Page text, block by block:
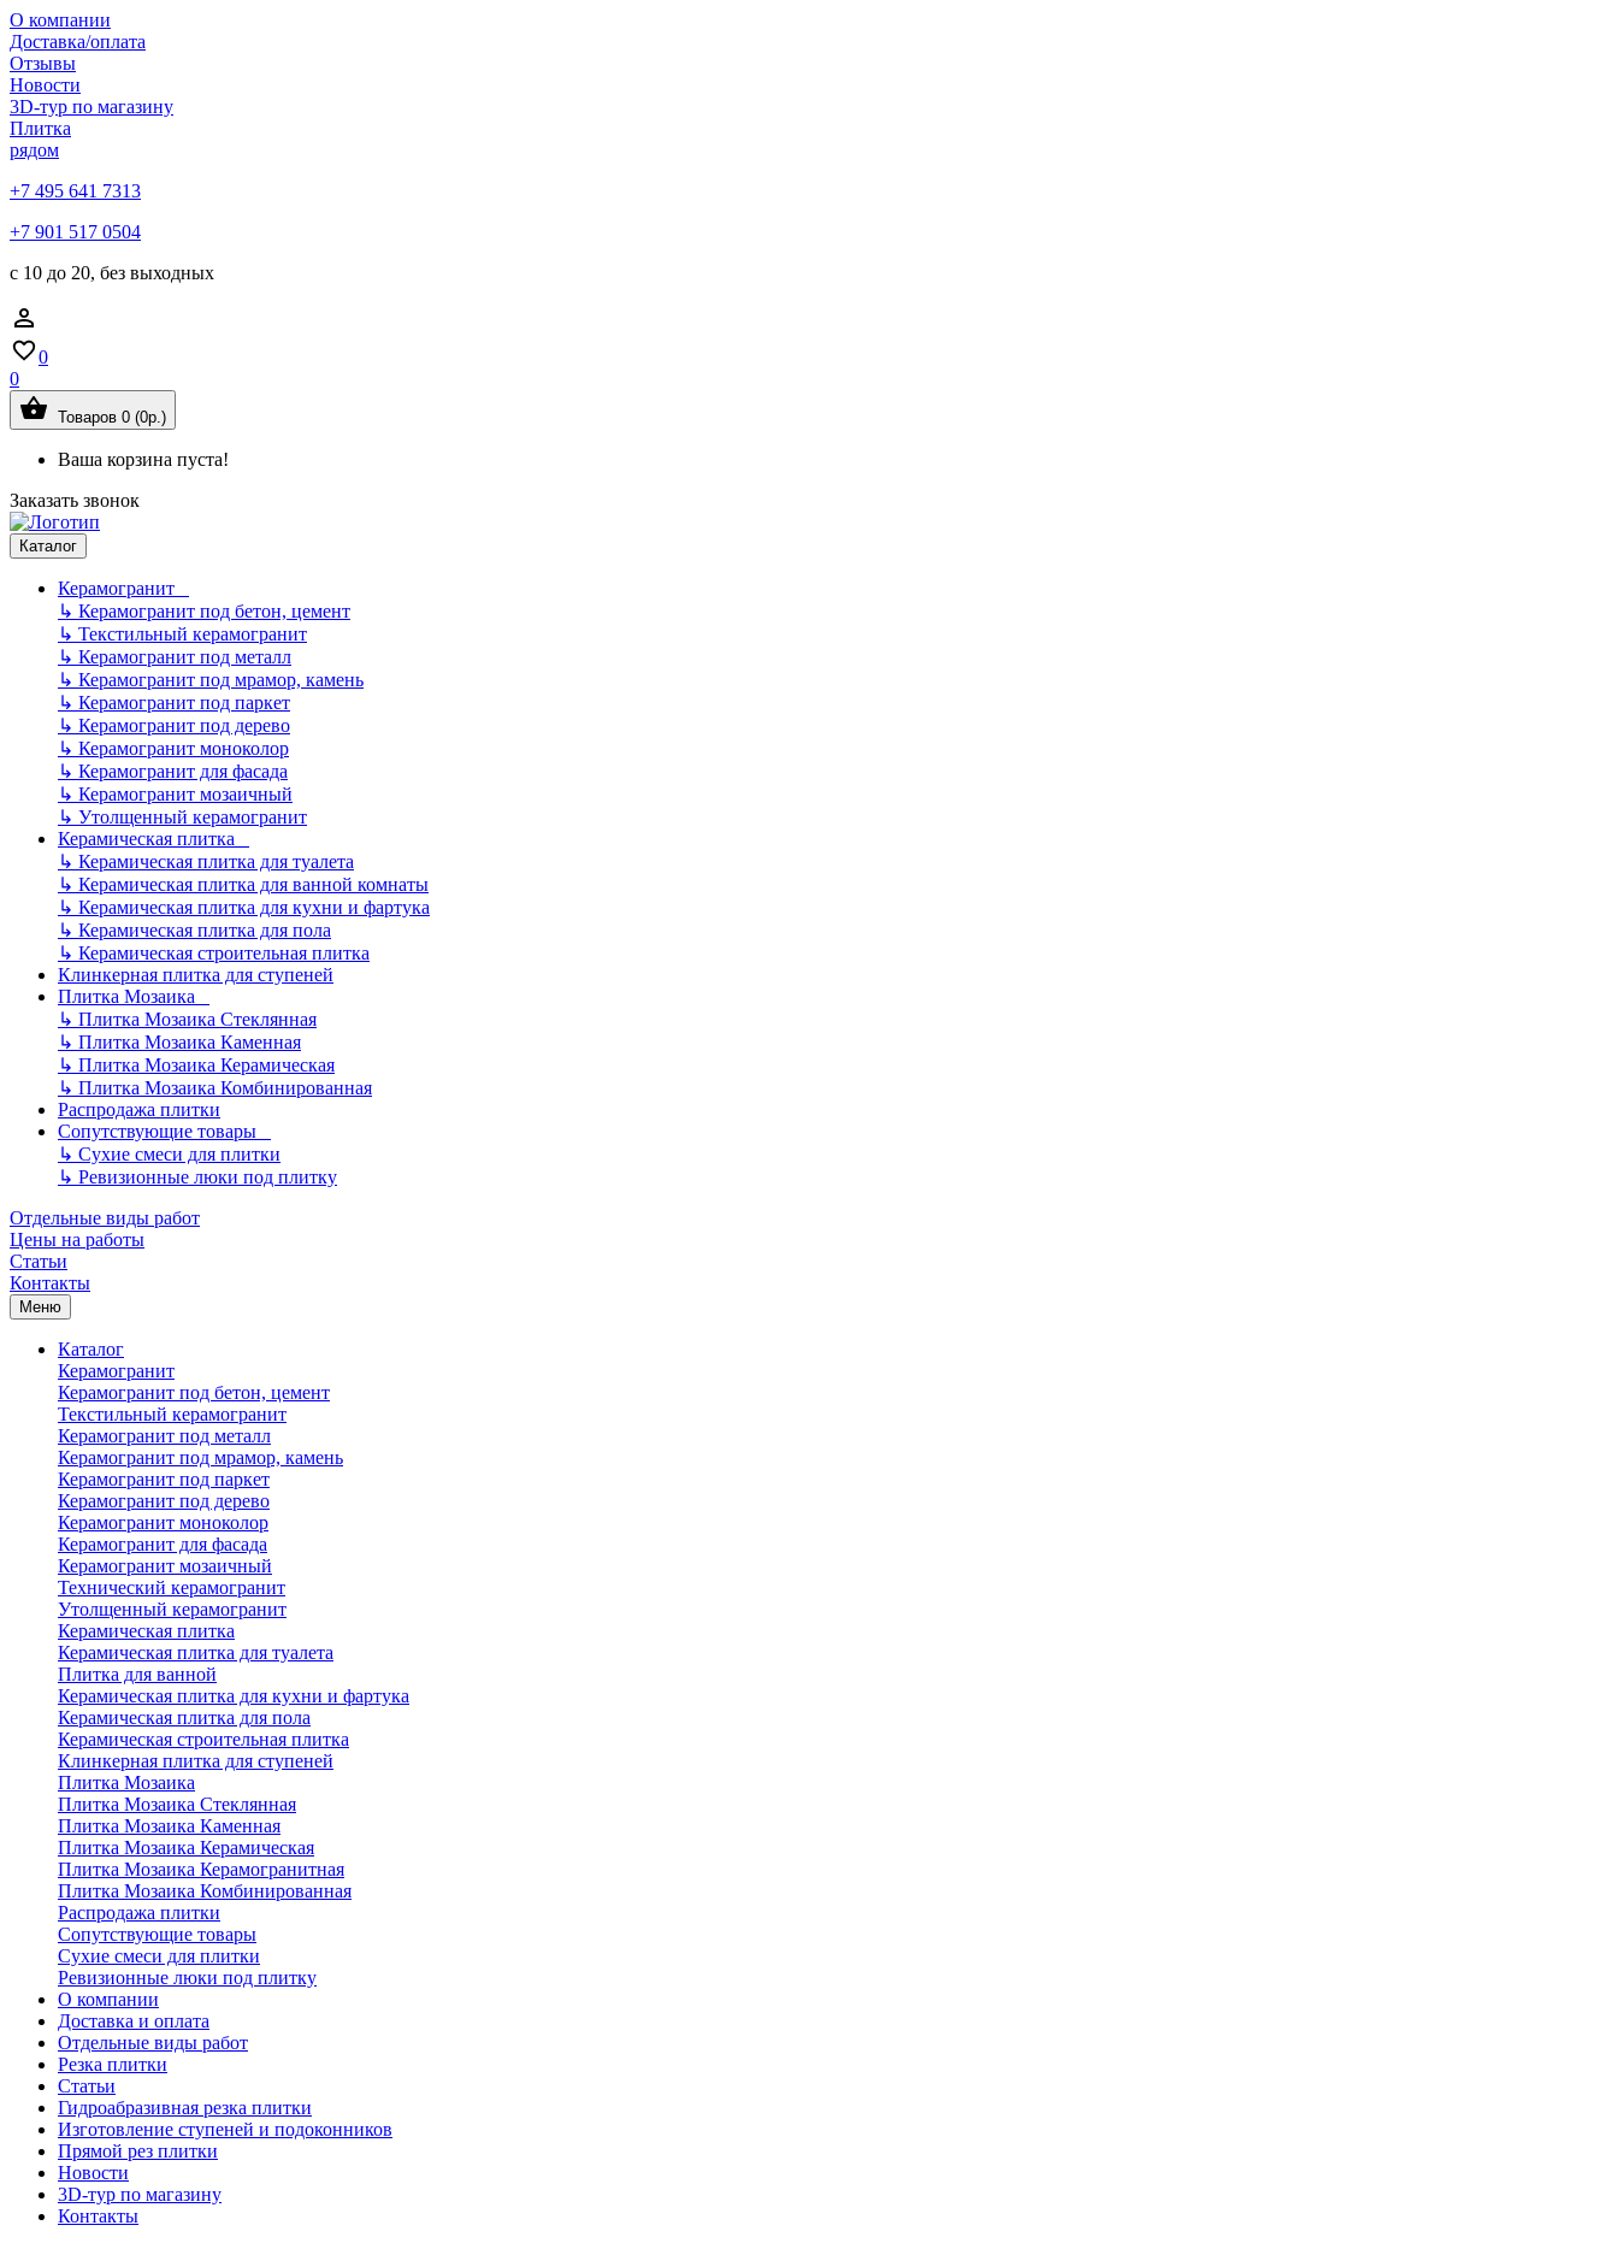
О компании
Доставка/оплата
Отзывы
Новости
3D-тур по магазину
Плитка
рядом
+7 495 641 7313
+7 901 517 0504
с 10 до 20, без выходных
0
0
Товаров 0 (0р.)
Ваша корзина пуста!
Заказать звонок
Каталог
Керамогранит
↳ Керамогранит под бетон, цемент
↳ Текстильный керамогранит
↳ Керамогранит под металл
↳ Керамогранит под мрамор, камень
↳ Керамогранит под паркет
↳ Керамогранит под дерево
↳ Керамогранит моноколор
↳ Керамогранит для фасада
↳ Керамогранит мозаичный
↳ Утолщенный керамогранит
Керамическая плитка
↳ Керамическая плитка для туалета
↳ Керамическая плитка для ванной комнаты
↳ Керамическая плитка для кухни и фартука
↳ Керамическая плитка для пола
↳ Керамическая строительная плитка
Клинкерная плитка для ступеней
Плитка Мозаика
↳ Плитка Мозаика Стеклянная
↳ Плитка Мозаика Каменная
↳ Плитка Мозаика Керамическая
↳ Плитка Мозаика Комбинированная
Распродажа плитки
Сопутствующие товары
↳ Сухие смеси для плитки
↳ Ревизионные люки под плитку
Отдельные виды работ
Цены на работы
Статьи
Контакты
Меню
Каталог
Керамогранит
Керамогранит под бетон, цемент
Текстильный керамогранит
Керамогранит под металл
Керамогранит под мрамор, камень
Керамогранит под паркет
Керамогранит под дерево
Керамогранит моноколор
Керамогранит для фасада
Керамогранит мозаичный
Технический керамогранит
Утолщенный керамогранит
Керамическая плитка
Керамическая плитка для туалета
Плитка для ванной
Керамическая плитка для кухни и фартука
Керамическая плитка для пола
Керамическая строительная плитка
Клинкерная плитка для ступеней
Плитка Мозаика
Плитка Мозаика Стеклянная
Плитка Мозаика Каменная
Плитка Мозаика Керамическая
Плитка Мозаика Керамогранитная
Плитка Мозаика Комбинированная
Распродажа плитки
Сопутствующие товары
Сухие смеси для плитки
Ревизионные люки под плитку
О компании
Доставка и оплата
Отдельные виды работ
Резка плитки
Статьи
Гидроабразивная резка плитки
Изготовление ступеней и подоконников
Прямой рез плитки
Новости
3D-тур по магазину
Контакты